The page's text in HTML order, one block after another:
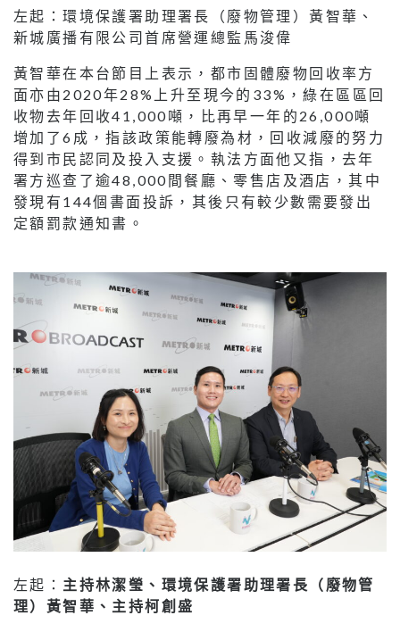
左起：環境保護署助理署長（廢物管理）黃智華、
新城廣播有限公司首席營運總監馬浚偉
黃智華在本台節目上表示，都市固體廢物回收率方
面亦由2020年28%上升至現今的33%，綠在區區回
收物去年回收41,000噸，比再早一年的26,000噸
增加了6成，指該政策能轉廢為材，回收減廢的努力
得到市民認同及投入支援。執法方面他又指，去年
署方巡查了逾48,000間餐廳、零售店及酒店，其中
發現有144個書面投訴，其後只有較少數需要發出
定額罰款通知書。
左起： 主持林潔瑩、 環境保護署助理署長（廢物管
理）黃智華 、 主持柯創盛